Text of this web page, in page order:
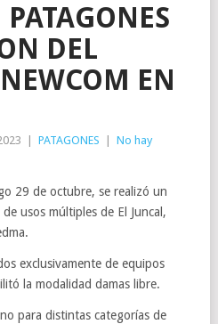
DEL
EN
PATAGONES
No hay
29 de octubre, se realizó un
usos múltiples de El Juncal,
exclusivamente de equipos
la modalidad damas libre.
para distintas categorías de